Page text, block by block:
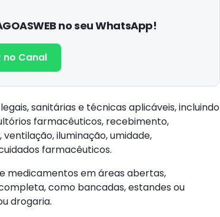
no seu WhatsApp!
no Canal
sanitárias e técnicas aplicáveis, incluindo
farmacêuticos, recebimento,
iluminação, umidade,
farmacêuticos.
medicamentos em áreas abertas,
como bancadas, estandes ou
drogaria.